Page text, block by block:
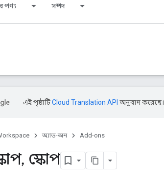
পণ্য সম্পদ
এই পৃষ্ঠাটিCloud Translation API অনুবাদ করেছে।
অ্যাড-অন Add-ons
, স্কোপ